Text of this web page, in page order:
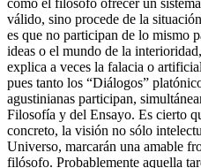
como el filósofo ofrecer un
válido, sino procede de la
es que no participan de lo mismo
ideas o el mundo de la
explica a veces la falacia o
pues tanto los “Diálogos”
agustinianas participan,
Filosofía y del Ensayo. Es cierto
concreto, la visión no sólo
Universo, marcarán una amable
filósofo. Probablemente aquella